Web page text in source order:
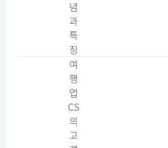
념
과
특
징​
여
행
업
CS
의
고